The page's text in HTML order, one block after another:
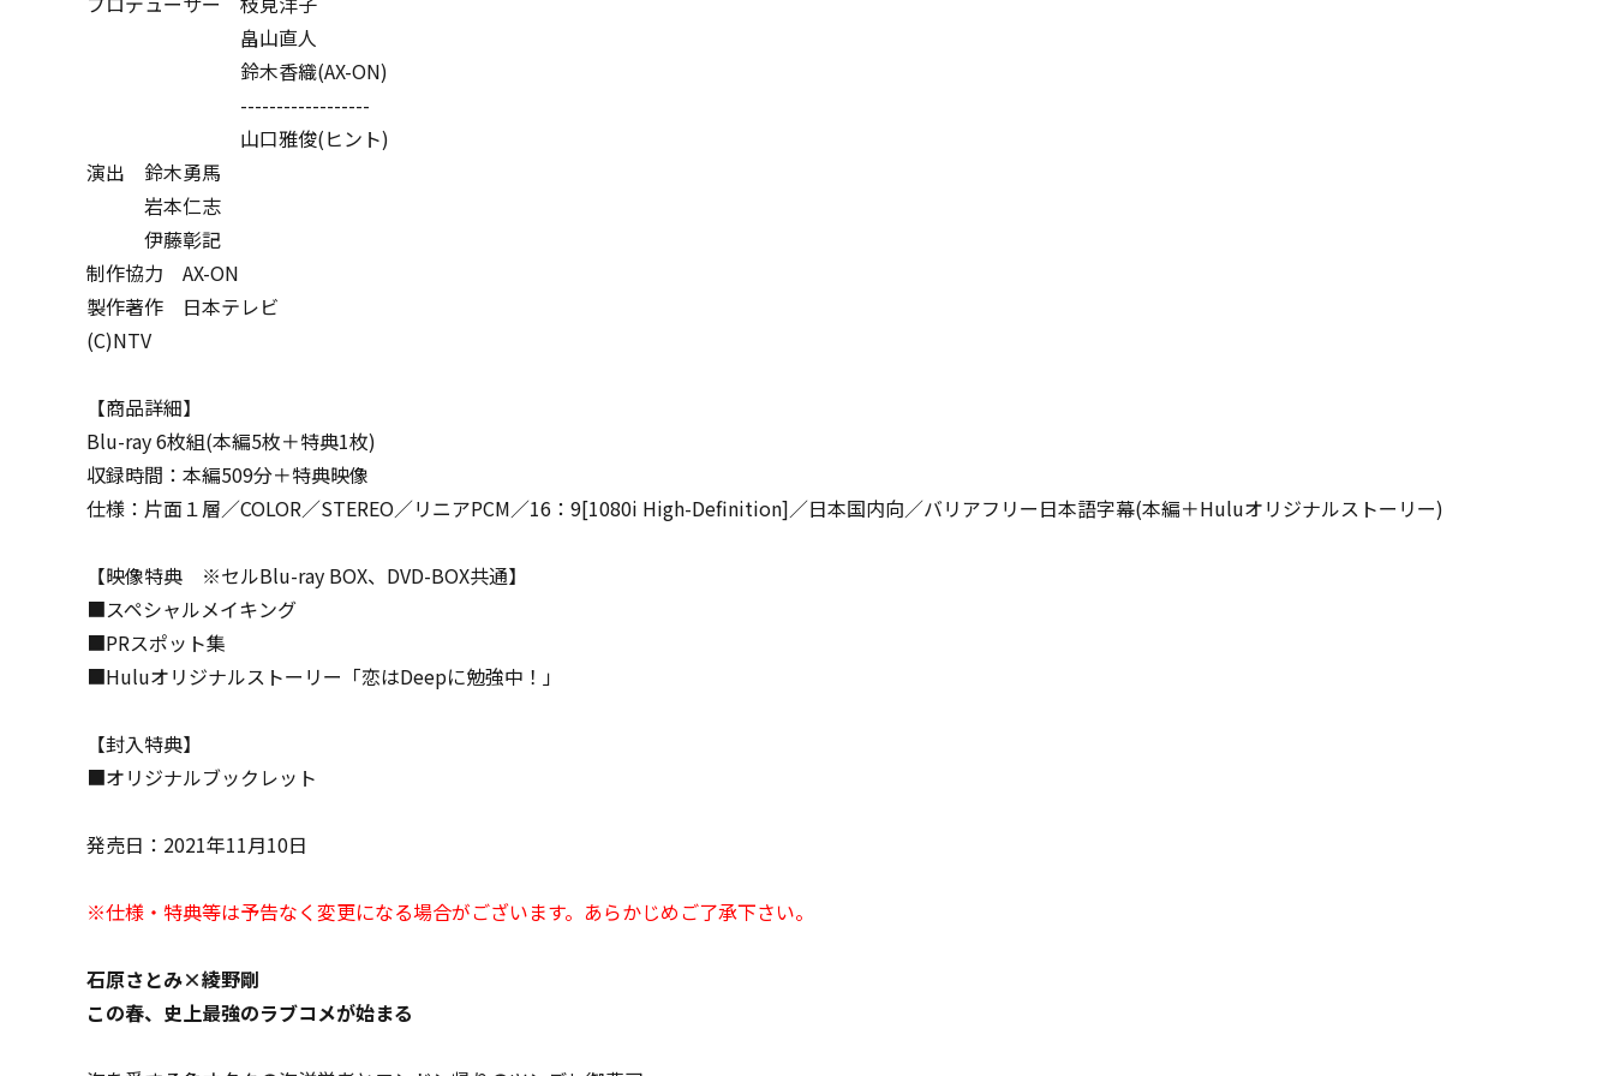
畠山直人
鈴木香織(AX-ON)
------------------
山口雅俊(ヒント)
演出 鈴木勇馬
岩本仁志
伊藤彰記
制作協力 AX-ON
製作著作 日本テレビ
(C)NTV
【商品詳細】
Blu-ray 6枚組(本編5枚＋特典1枚)
収録時間：本編509分＋特典映像
仕様：片面１層／COLOR／STEREO／リニアPCM／16：9[1080i High-Definition]／日本国内向／バリアフリー日本語字幕(本編＋Huluオリジナルストーリー)
【映像特典 ※セルBlu-ray BOX、DVD-BOX共通】
■スペシャルメイキング
■PRスポット集
■Huluオリジナルストーリー「恋はDeepに勉強中！」
【封入特典】
■オリジナルブックレット
発売日：2021年11月10日
※仕様・特典等は予告なく変更になる場合がございます。あらかじめご了承下さい。
石原さとみ×綾野剛
この春、史上最強のラブコメが始まる